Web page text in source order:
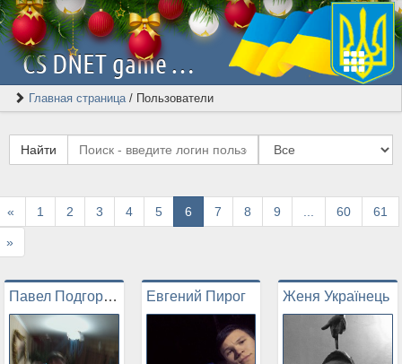
CS DNET game server | Скачать Counter-Strike 1.6 [2026]
Главная страница/ Пользователи
Найти
« Назад
1 2 3 4 5 6 7 8 9 60 61
»Вперед
Павел Подгорный Евгений Пирог Женя Українець